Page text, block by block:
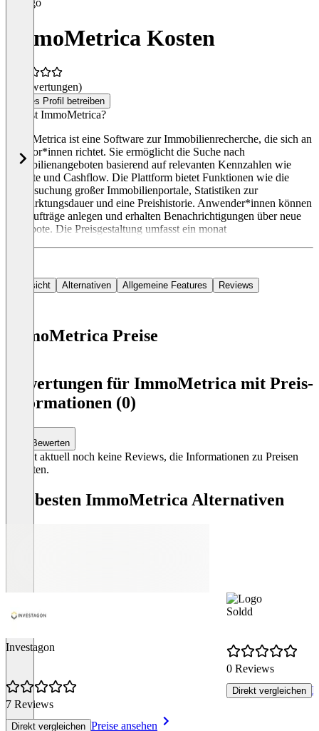
ImmoMetrica Kosten
(0 Bewertungen)
Dieses Profil betreiben
Was ist ImmoMetrica?
ImmoMetrica ist eine Software zur Immobilienrecherche, die sich an
Investor*innen richtet. Sie ermöglicht die Suche nach
Immobilienangeboten basierend auf relevanten Kennzahlen wie
Rendite und Cashflow. Die Plattform bietet Funktionen wie die
Durchsuchung großer Immobilienportale, Statistiken zur
Vermarktungsdauer und eine Preishistorie. Anwender*innen können
Suchaufträge anlegen und erhalten Benachrichtigungen über neue
Angebote. Die Preisgestaltung umfasst ein monat
Übersicht Alternativen Allgemeine Features Reviews
ImmoMetrica Preise
Bewertungen für ImmoMetrica mit Preis-
Informationen (0)
Bewerten
Es gibt aktuell noch keine Reviews, die Informationen zu Preisen
enthalten.
Die besten ImmoMetrica Alternativen
Investagon
7 Reviews
Direkt vergleichen Preise ansehen
Soldd
0 Reviews
Direkt vergleichen